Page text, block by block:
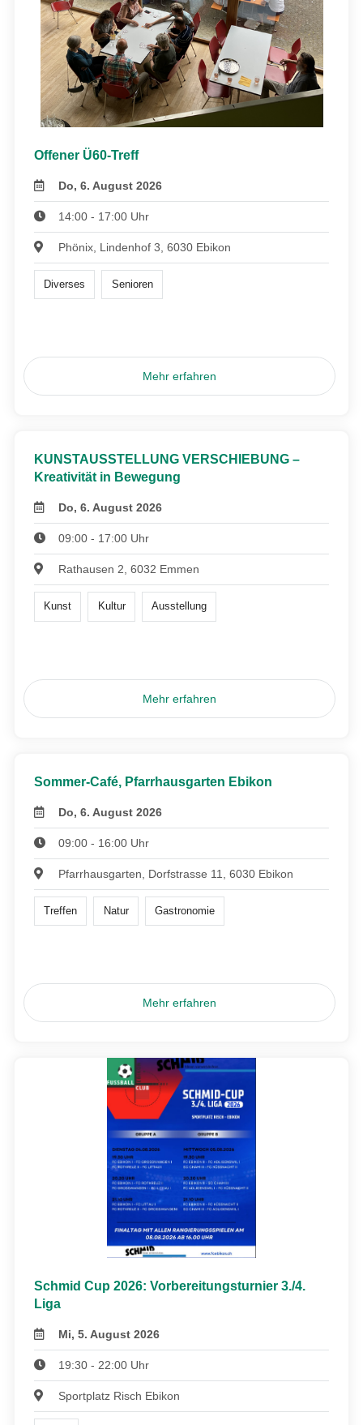
Offener Ü60-Treff
Do, 6. August 2026
14:00 - 17:00 Uhr
Phönix, Lindenhof 3, 6030 Ebikon
Diverses Senioren
Mehr erfahren
KUNSTAUSSTELLUNG VERSCHIEBUNG –
Kreativität in Bewegung
Do, 6. August 2026
09:00 - 17:00 Uhr
Rathausen 2, 6032 Emmen
Kunst Kultur Ausstellung
Mehr erfahren
Sommer-Café, Pfarrhausgarten Ebikon
Do, 6. August 2026
09:00 - 16:00 Uhr
Pfarrhausgarten, Dorfstrasse 11, 6030 Ebikon
Treffen Natur Gastronomie
Mehr erfahren
Schmid Cup 2026: Vorbereitungsturnier 3./4.
Liga
Mi, 5. August 2026
19:30 - 22:00 Uhr
Sportplatz Risch Ebikon